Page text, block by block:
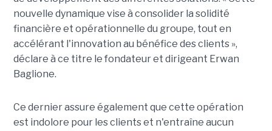
nouvelle dynamique vise à consolider la solidité
financière et opérationnelle du groupe, tout en
accélérant l'innovation au bénéfice des clients »,
déclare à ce titre le fondateur et dirigeant Erwan
Baglione.
Ce dernier assure également que cette opération
est indolore pour les clients et n'entraîne aucun